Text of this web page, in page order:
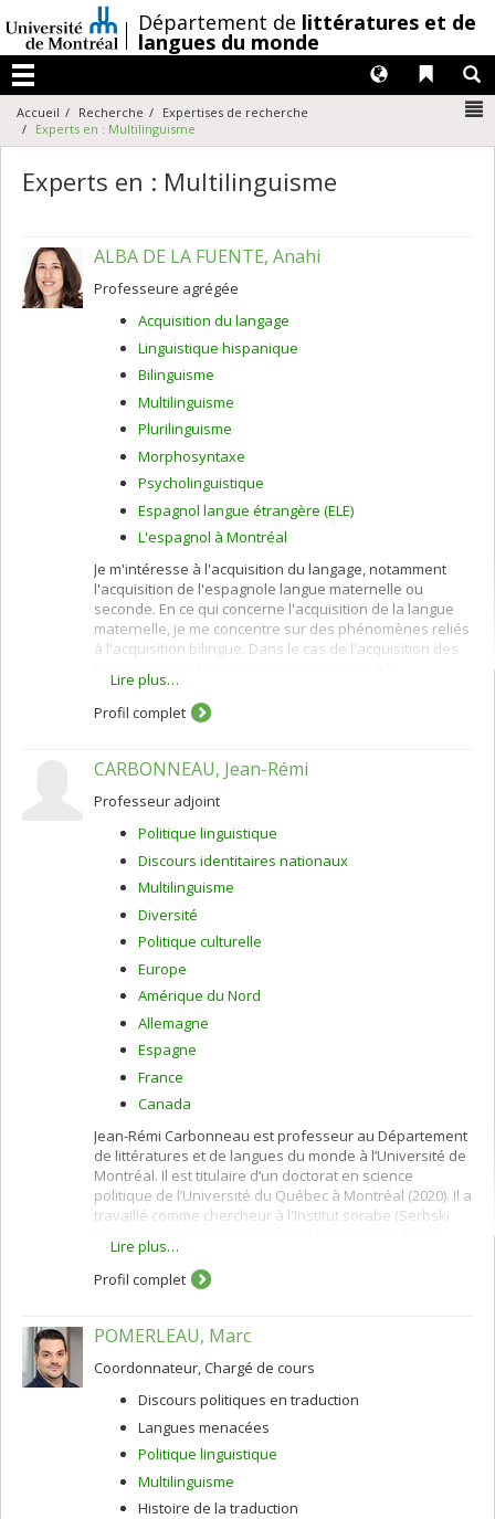
au
contenu
/Département de littératures et de
langues du monde
Menu
Liens
Langues
Accueil Recherche
Expertises de recherche
Experts en : Multilinguisme
Experts en : Multilinguisme
ALBA DE LA FUENTE, Anahi
Professeure agrégée
Acquisition du langage
Linguistique hispanique
Bilinguisme
Multilinguisme
Plurilinguisme
Morphosyntaxe
Psycholinguistique
Espagnol langue étrangère (ELE)
L'espagnol à Montréal
Je m'intéresse à l'acquisition du langage, notamment
l'acquisition de l'espagnole langue maternelle ou
seconde. En ce qui concerne l'acquisition de la langue
maternelle, je me concentre sur des phénomènes reliés
à l'acquisition bilingue. Dans le cas de l'acquisition des
morphosyntaxe en utilisant des approches venant de la
linguistique théorique ainsi que de la
psycholinguistique. Par rapport à la didactique des
des professeurs. Je porte aussi un intérêt particulier aux
le fossé entre linguistique appliqué et théorique en ce
qui concerne le binôme acquisition/enseignement des
langues secondes.
Lire plus…
Profil complet
CARBONNEAU, Jean-Rémi
Professeur adjoint
Politique linguistique
Discours identitaires nationaux
Multilinguisme
Diversité
Politique culturelle
Europe
Amérique du Nord
Allemagne
Espagne
France
Canada
Jean-Rémi Carbonneau est professeur au Département
de littératures et de langues du monde à l’Université de
Montréal. Il est titulaire d’un doctorat en science
politique de l’Université du Québec à Montréal (2020). Il a
travaillé comme chercheur à l'Institut sorabe (Serbski
plusieurs séminaires à la Freie Universität Berlin et au
Bard College Berlin en Allemagne sur le fédéralisme, le
nationalisme et les minorités au Canada ainsi que sur la
s’intéresse aux politiques et régimes linguistiques, au
minorités linguistiquses et entre langues et territoire,
ainsi qu’aux conditions de la revitalisation des langues
minoritaires et de la justice linguistique.
Lire plus…
Profil complet
POMERLEAU, Marc
Coordonnateur, Chargé de cours
Discours politiques en traduction
Langues menacées
Politique linguistique
Multilinguisme
Histoire de la traduction